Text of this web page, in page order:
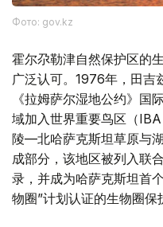
Фото: gov.kz
霍尔尕勒津自然保护区的
广泛认可。1976年，田
《拉姆萨尔湿地公约》国
域加入世界重要鸟区（
陵—北哈萨克斯坦草原与
成部分，该地区被列入联
录，并成为哈萨克斯坦首
物圈”计划认证的生物圈保